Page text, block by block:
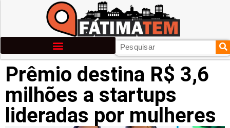
Prêmio destina R$ 3,6
milhões a startups
lideradas por mulheres